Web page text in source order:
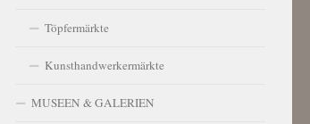
Töpfermärkte
Kunsthandwerkermärkte
MUSEEN & GALERIEN